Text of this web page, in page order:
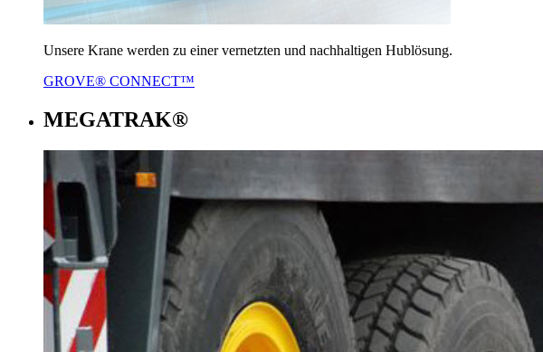
Unsere Krane werden zu einer vernetzten und nachhaltigen Hublösung.
GROVE® CONNECT™
MEGATRAK®